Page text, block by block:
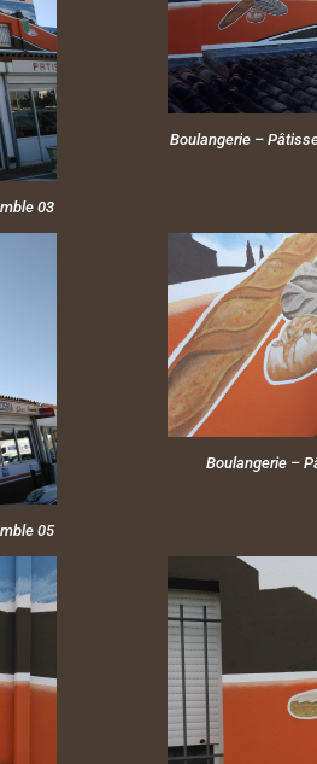
03
Boulangerie –
05
Boulangerie –